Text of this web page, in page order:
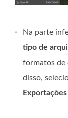
- Na parte
tipo de
formatos de
disso,
Exportações